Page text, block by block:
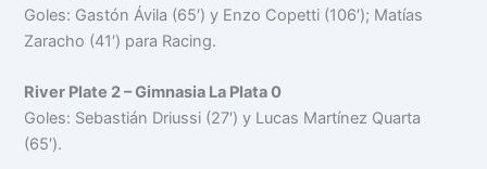
Goles: Gastón Ávila (65′) y Enzo Copetti (106′); Matías
Zaracho (41′) para Racing.
River Plate 2 – Gimnasia La Plata 0
Goles: Sebastián Driussi (27′) y Lucas Martínez Quarta
(65′).